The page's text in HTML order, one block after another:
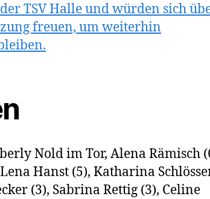
TSV Halle und würden sich
freuen, um weiterhin
Nold im Tor, Alena Rämisch
Hanst (5), Katharina
(3), Sabrina Rettig (3), Celine